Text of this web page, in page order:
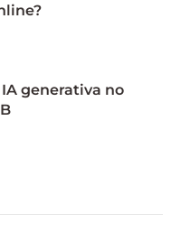
generativa no